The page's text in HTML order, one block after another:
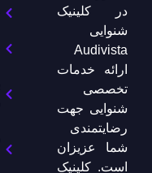
در کلینیک
شنوایی
Audivista
ارائه خدمات
تخصصی
شنوایی جهت
رضایتمندی
شما عزیزان
است. کلینیک